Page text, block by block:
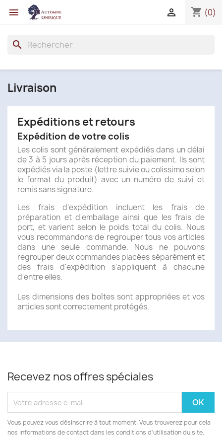
 shopping_cart (0)

search
Livraison
Expéditions et retours
Expédition de votre colis
Les colis sont généralement expédiés dans un délai
de 3 à 5 jours après réception du paiement. Ils sont
expédiés via la poste (lettre suivie ou colissimo selon
le format du produit) avec un numéro de suivi et
remis sans signature.
Les frais d'expédition incluent les frais de
préparation et d'emballage ainsi que les frais de
port, et varient selon le poids total du colis. Nous
vous recommandons de regrouper tous vos articles
dans une seule commande. Nous ne pouvons
regrouper deux commandes placées séparément et
des frais d'expédition s'appliquent à chacune
d'entre elles.
Les dimensions des boîtes sont appropriées et vos
articles sont correctement protégés.
Recevez nos offres spéciales
Vous pouvez vous désinscrire à tout moment. Vous trouverez pour cela
nos informations de contact dans les conditions d'utilisation du site.